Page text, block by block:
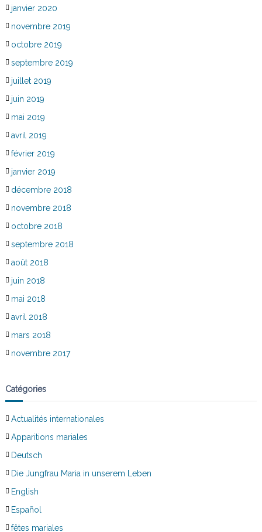
janvier 2020
novembre 2019
octobre 2019
septembre 2019
juillet 2019
juin 2019
mai 2019
avril 2019
février 2019
janvier 2019
décembre 2018
novembre 2018
octobre 2018
septembre 2018
août 2018
juin 2018
mai 2018
avril 2018
mars 2018
novembre 2017
Catégories
Actualités internationales
Apparitions mariales
Deutsch
Die Jungfrau Maria in unserem Leben
English
Español
fêtes mariales